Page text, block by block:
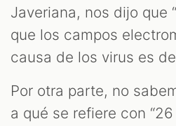
Javeriana, nos dijo que
que los campos
causa de los virus es
Por otra parte, no
a qué se refiere con